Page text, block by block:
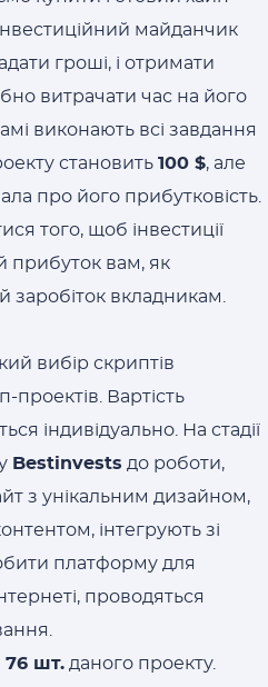
майданчик
гроші, і отримати
витрачати час на його
виконають всі завдання
становить 100 $, але
про його прибутковість.
того, щоб інвестиції
прибуток вам, як
заробіток вкладникам.
вибір скриптів
проектів. Вартість
індивідуально. На стадії
Bestinvests до роботи,
з унікальним дизайном,
інтегрують зі
платформу для
проводяться
76 шт. даного проекту.